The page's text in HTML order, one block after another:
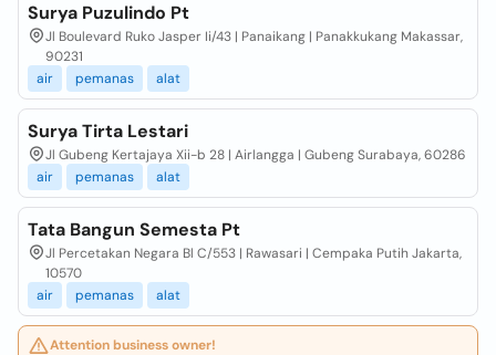
Surya Puzulindo Pt
Jl Boulevard Ruko Jasper Ii/43 | Panaikang | Panakkukang Makassar,
90231
air
pemanas alat
Surya Tirta Lestari
Jl Gubeng Kertajaya Xii-b 28 | Airlangga | Gubeng Surabaya, 60286
air
pemanas alat
Tata Bangun Semesta Pt
Jl Percetakan Negara Bl C/553 | Rawasari | Cempaka Putih Jakarta,
10570
air
pemanas alat
Attention business owner!